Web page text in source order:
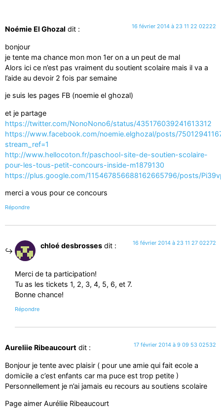
Noémie El Ghozal dit : 16 février 2014 à 23 11 22 02222
bonjour
je tente ma chance mon mon 1er on a un peut de mal
Alors ici ce n’est pas vraiment du soutient scolaire mais il va a
l’aide au devoir 2 fois par semaine
je suis les pages FB (noemie el ghozal)
et je partage
https://twitter.com/NonoNono6/status/435176039241613312
https://www.facebook.com/noemie.elghozal/posts/
stream_ref=1
http://www.hellocoton.fr/paschool-site-de-soutien-scolaire-
pour-les-tous-petit-concours-inside-m1879130
https://plus.google.com/115467856688162665796/posts/
merci a vous pour ce concours
Répondre
chloé desbrosses dit : 16 février 2014 à 23 11 27 02272
Merci de ta participation!
Tu as les tickets 1, 2, 3, 4, 5, 6, et 7.
Bonne chance!
Répondre
Aureliie Ribeaucourt dit : 17 février 2014 à 9 09 53 02532
Bonjour je tente avec plaisir ( pour une amie qui fait ecole a
domicile a c’est enfants car ma puce est trop petite )
Personnellement je n’ai jamais eu recours au soutiens scolaire
Page aimer Auréliie Ribeaucourt